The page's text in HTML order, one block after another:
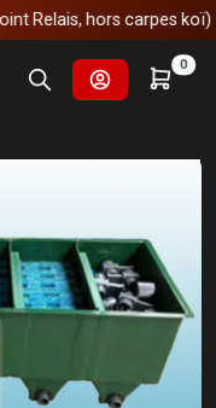
hors carpes koï)
0
les bassins
multi-chambres